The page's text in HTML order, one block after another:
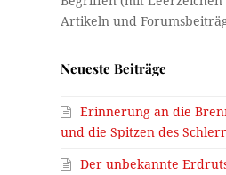
Neueste Beiträge
Erinnerung an die
und die Spitzen des
Der unbekannte